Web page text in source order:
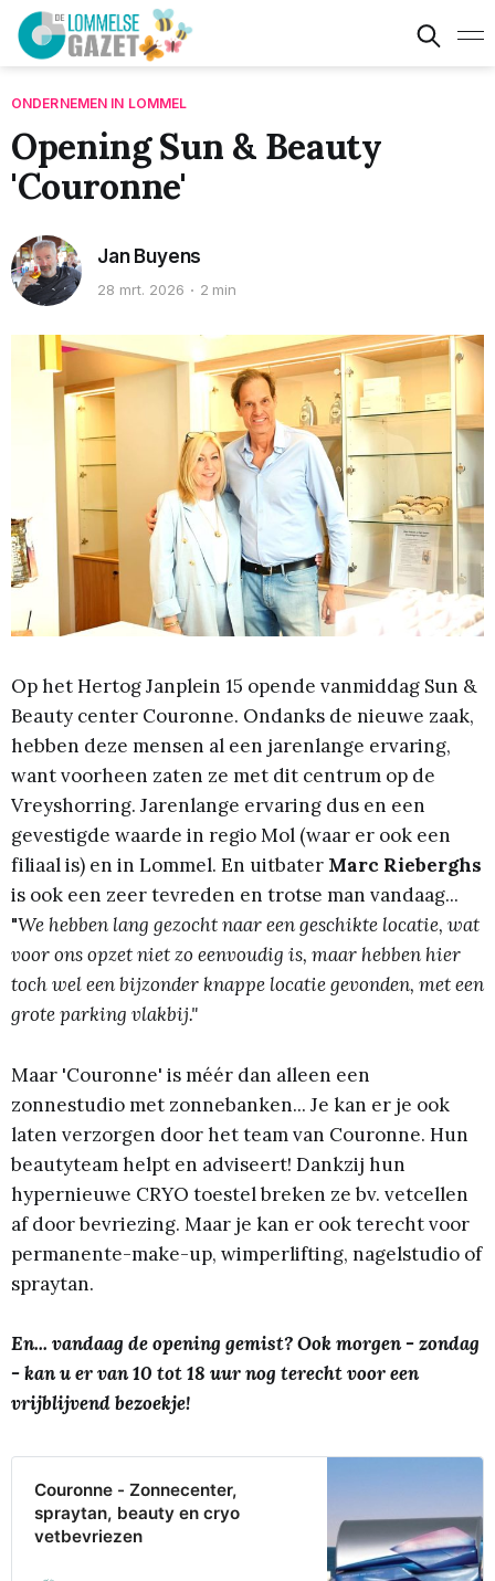
ONDERNEMEN IN LOMMEL
Opening Sun & Beauty
'Couronne'
Jan Buyens
28 mrt. 2026 2 min
Op het Hertog Janplein 15 opende vanmiddag Sun &
Beauty center Couronne. Ondanks de nieuwe zaak,
hebben deze mensen al een jarenlange ervaring,
want voorheen zaten ze met dit centrum op de
Vreyshorring. Jarenlange ervaring dus en een
gevestigde waarde in regio Mol (waar er ook een
filiaal is) en in Lommel. En uitbater Marc Rieberghs
is ook een zeer tevreden en trotse man vandaag...
"We hebben lang gezocht naar een geschikte locatie, wat
voor ons opzet niet zo eenvoudig is, maar hebben hier
toch wel een bijzonder knappe locatie gevonden, met een
grote parking vlakbij."
Maar 'Couronne' is méér dan alleen een
zonnestudio met zonnebanken... Je kan er je ook
laten verzorgen door het team van Couronne. Hun
beautyteam helpt en adviseert! Dankzij hun
hypernieuwe CRYO toestel breken ze bv. vetcellen
af door bevriezing. Maar je kan er ook terecht voor
permanente-make-up, wimperlifting, nagelstudio of
spraytan.
En... vandaag de opening gemist? Ook morgen - zondag
- kan u er van 10 tot 18 uur nog terecht voor een
vrijblijvend bezoekje!
Couronne - Zonnecenter,
spraytan, beauty en cryo
vetbevriezen